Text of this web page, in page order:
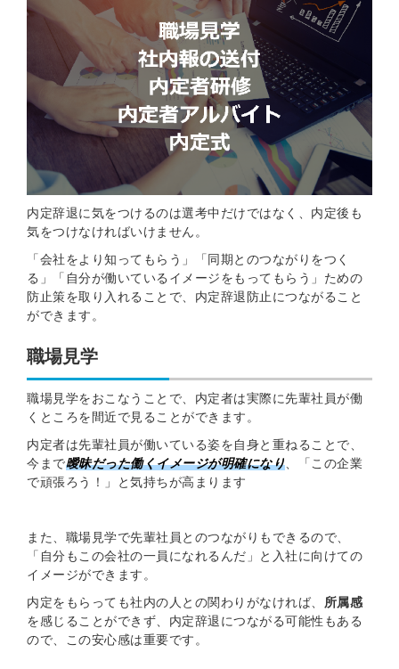
内定辞退に気をつけるのは選考中だけではなく、内定後も
気をつけなければいけません。
「会社をより知ってもらう」「同期とのつながりをつく
る」「自分が働いているイメージをもってもらう」ための
防止策を取り入れることで、内定辞退防止につながること
ができます。
職場見学
職場見学をおこなうことで、内定者は実際に先輩社員が働
くところを間近で見ることができます。
内定者は先輩社員が働いている姿を自身と重ねることで、
今まで曖昧だった働くイメージが明確になり、「この企業
で頑張ろう！」と気持ちが高まります
また、職場見学で先輩社員とのつながりもできるので、
「自分もこの会社の一員になれるんだ」と入社に向けての
イメージができます。
内定をもらっても社内の人との関わりがなければ、 所属感
を感じることができず、内定辞退につながる可能性もある
ので、この安心感は重要です。